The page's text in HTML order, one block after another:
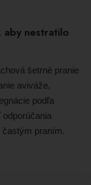
aby nestratilo
šetrné pranie
aviváže,
podľa
praním.